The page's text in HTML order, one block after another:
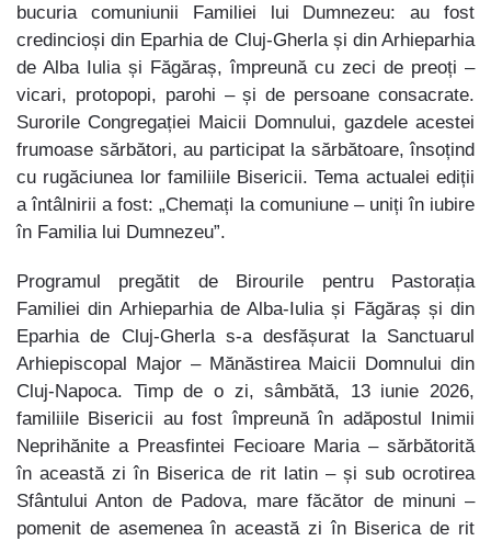
bucuria comuniunii Familiei lui Dumnezeu: au fost
credincioși din Eparhia de Cluj-Gherla și din Arhieparhia
de Alba Iulia și Făgăraș, împreună cu zeci de preoți –
vicari, protopopi, parohi – și de persoane consacrate.
Surorile Congregației Maicii Domnului, gazdele acestei
frumoase sărbători, au participat la sărbătoare, însoțind
cu rugăciunea lor familiile Bisericii. Tema actualei ediții
a întâlnirii a fost: „Chemați la comuniune – uniți în iubire
în Familia lui Dumnezeu”.
Programul pregătit de Birourile pentru Pastorația
Familiei din Arhieparhia de Alba-Iulia și Făgăraș și din
Eparhia de Cluj-Gherla s-a desfășurat la Sanctuarul
Arhiepiscopal Major – Mănăstirea Maicii Domnului din
Cluj-Napoca. Timp de o zi, sâmbătă, 13 iunie 2026,
familiile Bisericii au fost împreună în adăpostul Inimii
Neprihănite a Preasfintei Fecioare Maria – sărbătorită
în această zi în Biserica de rit latin – și sub ocrotirea
Sfântului Anton de Padova, mare făcător de minuni –
pomenit de asemenea în această zi în Biserica de rit